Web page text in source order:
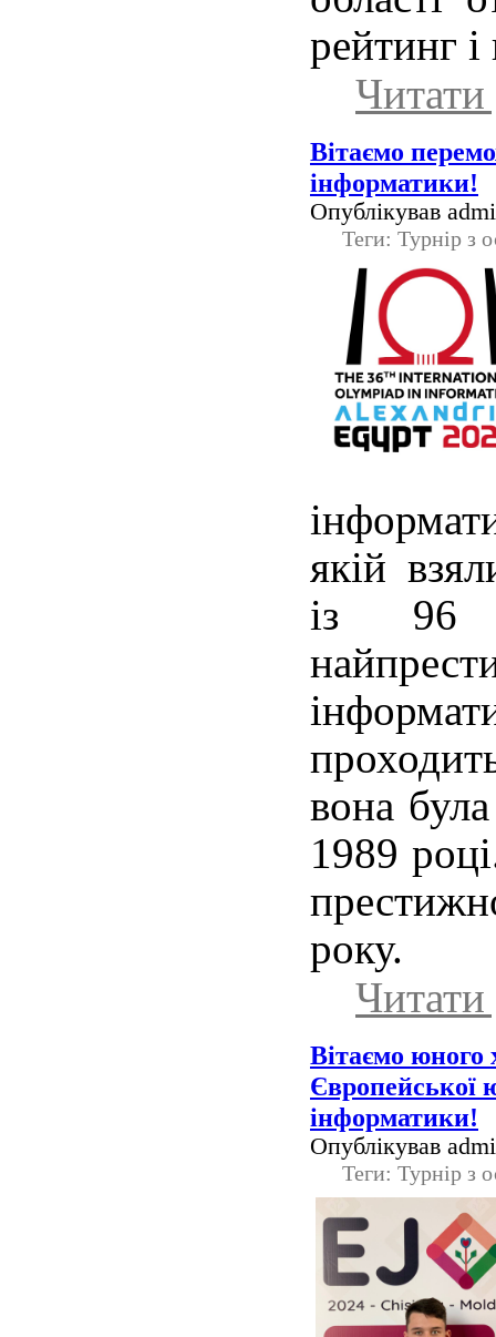
рейтинг
Вітаємо
інформатики!
Опублікував
Теги: Турнір з
якій
із 96
вона
1989
року.
Вітаємо
Європейської
інформатики!
Опублікував
Теги: Турнір з